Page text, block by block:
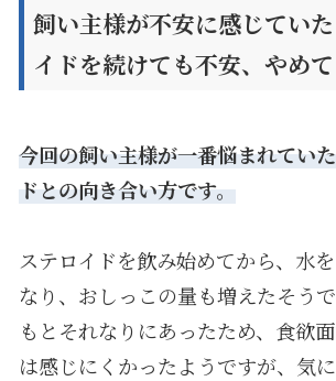
飼い主様が不安に感じてい
イドを続けても不安、やめ
今回の飼い主様が一番悩まれてい
ドとの向き合い方です。
ステロイドを飲み始めてから、水
なり、おしっこの量も増えたそう
もとそれなりにあったため、食欲
は感じにくかったようですが、気